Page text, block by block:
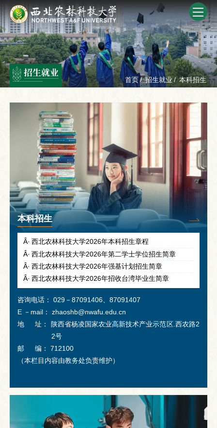
招生就业
首页 / 招生就业 / 本科招生
本科招生
西北农林科技大学2026年本科招生章程
西北农林科技大学2026年第二学士学位招生简章
西北农林科技大学2026年强基计划招生简章
西北农林科技大学2026年招收台湾毕业生简章
咨询电话： 029－87091406、87091407
E －mail： zhaoshb@nwafu.edu.cn
地 址： 陕西省杨凌国家农业高新技术产业示范区.西农路2
2号
邮 编： 712100
（本栏目内容由教务处负责维护）